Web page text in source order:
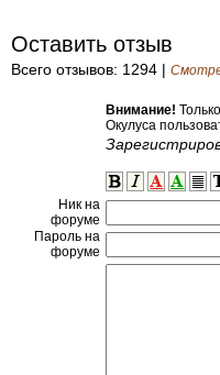
Оставить отзыв
Всего отзывов: 1294 |
Внимание!
Окулуса
Ник на
форуме
Пароль на
форуме